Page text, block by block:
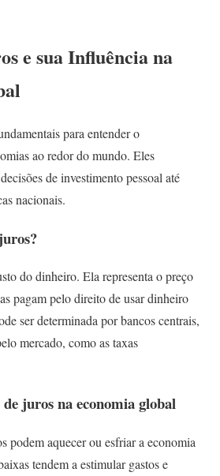
e sua Influência na
para entender o
ao redor do mundo. Eles
de investimento pessoal até
nacionais.
do dinheiro. Ela representa o preço
pagam pelo direito de usar dinheiro
ser determinada por bancos centrais,
mercado, como as taxas
juros na economia global
podem aquecer ou esfriar a economia
tendem a estimular gastos e